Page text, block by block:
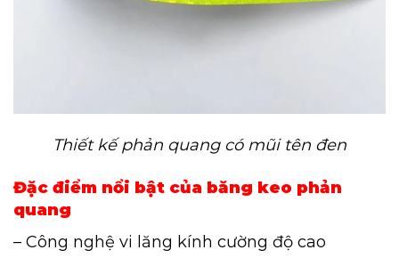
Thiết kế phản quang có mũi tên đen
Đặc điểm nổi bật của băng keo phản
quang
– Công nghệ vi lăng kính cường độ cao